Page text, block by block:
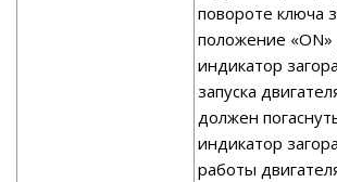
повороте ключа
положение
индикатор
запуска
должен
индикатор
работы